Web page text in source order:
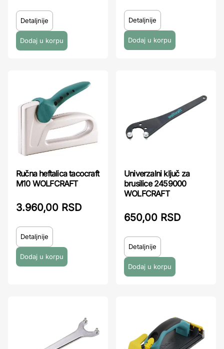
Detaljnije Detaljnije
Ručna heftalica tacocraft
M10 WOLFCRAFT
3.960,00 RSD
Detaljnije
Univerzalni ključ za
brusilice 2459000
WOLFCRAFT
650,00 RSD
Detaljnije